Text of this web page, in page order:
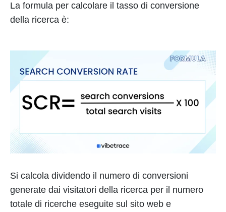
La formula per calcolare il tasso di conversione
della ricerca è:
Si calcola dividendo il numero di conversioni
generate dai visitatori della ricerca per il numero
totale di ricerche eseguite sul sito web e